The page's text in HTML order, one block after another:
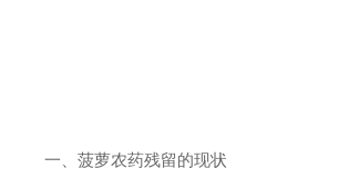
一、菠萝农药残留的现状